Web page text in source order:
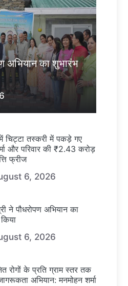
अभियान का शुभारंभ
चिट्टा तस्करी में पकड़े गए
और परिवार की ₹2.43 करोड़
फ्रीज
6, 2026
ने पौधरोपण अभियान का
6, 2026
रोगों के प्रति ग्राम स्तर तक
अभियान: मनमोहन शर्मा